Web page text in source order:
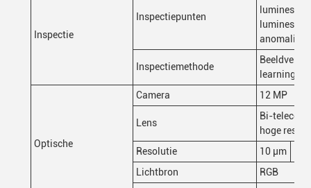
Inspectie
Inspectiepunten
anomalie.
Inspectiemethode
learning
Optische
Camera 12 MP
Lens
Bi-
hoge
Resolutie
10 μm
Lichtbron
RGB